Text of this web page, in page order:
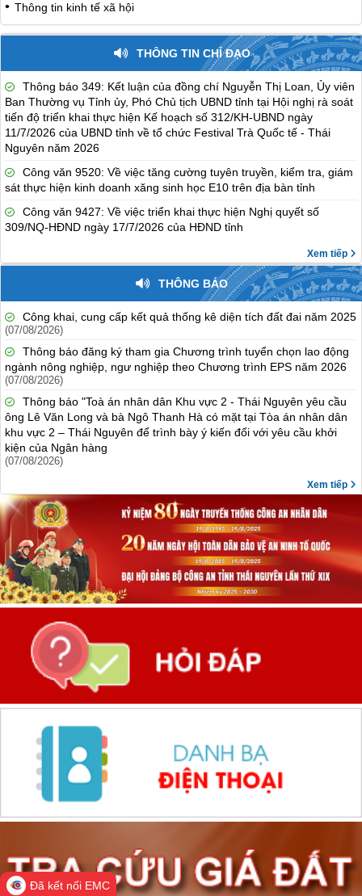
Thông tin kinh tế xã hội
THÔNG TIN CHỈ ĐẠO
Thông báo 349: Kết luận của đồng chí Nguyễn Thị Loan, Ủy viên
Ban Thường vụ Tỉnh ủy, Phó Chủ tịch UBND tỉnh tại Hội nghị rà soát
tiến độ triển khai thực hiện Kế hoạch số 312/KH-UBND ngày
11/7/2026 của UBND tỉnh về tổ chức Festival Trà Quốc tế - Thái
Nguyên năm 2026
Công văn 9520: Về việc tăng cường tuyên truyền, kiểm tra, giám
sát thực hiện kinh doanh xăng sinh học E10 trên địa bàn tỉnh
Công văn 9427: Về việc triển khai thực hiện Nghị quyết số
309/NQ-HĐND ngày 17/7/2026 của HĐND tỉnh
Xem tiếp
THÔNG BÁO
Công khai, cung cấp kết quả thống kê diện tích đất đai năm 2025
(07/08/2026)
Thông báo đăng ký tham gia Chương trình tuyển chọn lao động
ngành nông nghiệp, ngư nghiệp theo Chương trình EPS năm 2026
(07/08/2026)
Thông báo "Toà án nhân dân Khu vực 2 - Thái Nguyên yêu cầu
ông Lê Văn Long và bà Ngô Thanh Hà có mặt tại Tòa án nhân dân
khu vực 2 – Thái Nguyên để trình bày ý kiến đối với yêu cầu khởi
kiện của Ngân hàng
(07/08/2026)
Xem tiếp
Đã kết nối EMC